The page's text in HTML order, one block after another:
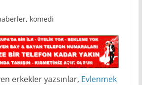
komedi
erkekler yazsınlar, Evlenmek